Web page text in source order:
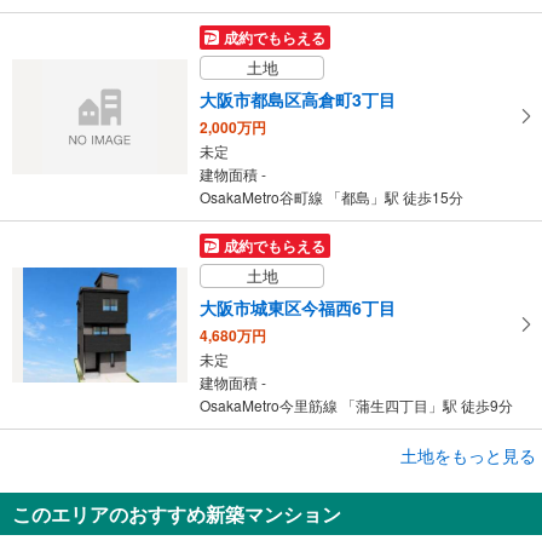
成約でもらえる
土地
大阪市都島区高倉町3丁目
2,000万円
未定
建物面積 -
OsakaMetro谷町線 「都島」駅 徒歩15分
成約でもらえる
土地
大阪市城東区今福西6丁目
4,680万円
未定
建物面積 -
OsakaMetro今里筋線 「蒲生四丁目」駅 徒歩9分
枚方市星丘3丁目
1,000万円
土地をもっと見る
このエリアのおすすめ新築マンション